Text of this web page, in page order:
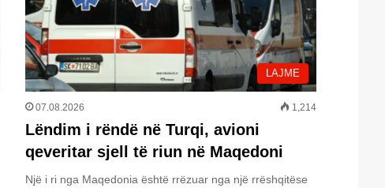
LAJME
07.08.2026 1,214
Lëndim i rëndë në Turqi, avioni
qeveritar sjell të riun në Maqedoni
Një i ri nga Maqedonia është rrëzuar nga një rrëshqitëse